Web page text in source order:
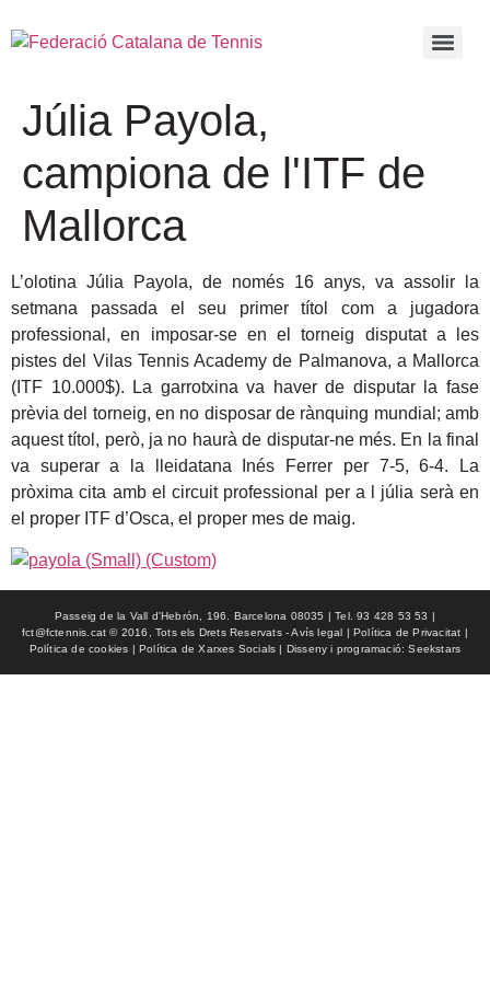
Júlia Payola,
campiona de l'ITF de
Mallorca
L’olotina Júlia Payola, de només 16 anys, va assolir la
setmana passada el seu primer títol com a jugadora
professional, en imposar-se en el torneig disputat a les
pistes del Vilas Tennis Academy de Palmanova, a Mallorca
(ITF 10.000$). La garrotxina va haver de disputar la fase
prèvia del torneig, en no disposar de rànquing mundial; amb
aquest títol, però, ja no haurà de disputar-ne més. En la final
va superar a la lleidatana Inés Ferrer per 7-5, 6-4. La
pròxima cita amb el circuit professional per a l júlia serà en
el proper ITF d’Osca, el proper mes de maig.
Passeig de la Vall d'Hebrón, 196. Barcelona 08035 | Tel. 93 428 53 53 |
fct@fctennis.cat © 2016, Tots els Drets Reservats - Avís legal | Política de Privacitat |
Política de cookies | Política de Xarxes Socials | Disseny i programació: Seekstars